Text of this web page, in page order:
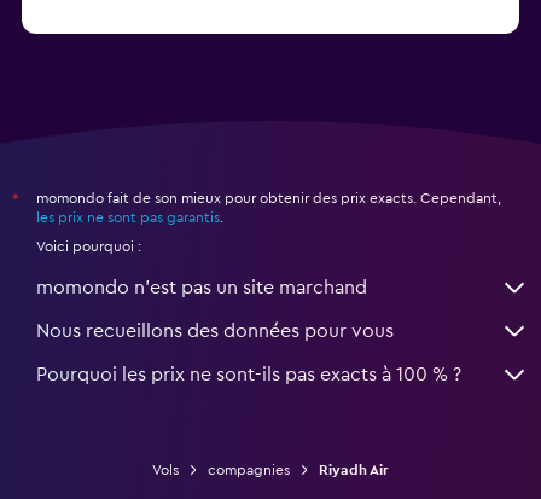
*
momondo fait de son mieux pour obtenir des prix exacts. Cependant,
les prix ne sont pas garantis
Voici pourquoi :
momondo n'est pas un site marchand
Nous recueillons des données pour vous
Pourquoi les prix ne sont-ils pas exacts à 100 % ?
Vols compagnies Riyadh Air